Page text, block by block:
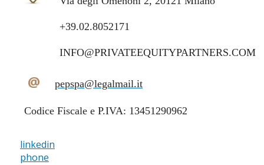
+39.02.8052171
INFO@PRIVATEEQUITYPARTNERS.COM
@ pepspa@legalmail.it
Codice Fiscale e P.IVA: 13451290962
linkedin
phone